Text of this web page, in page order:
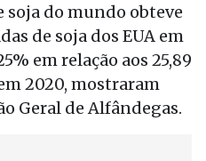
do mundo obteve
de soja dos EUA em
em relação aos 25,89
2020, mostraram
Geral de Alfândegas.